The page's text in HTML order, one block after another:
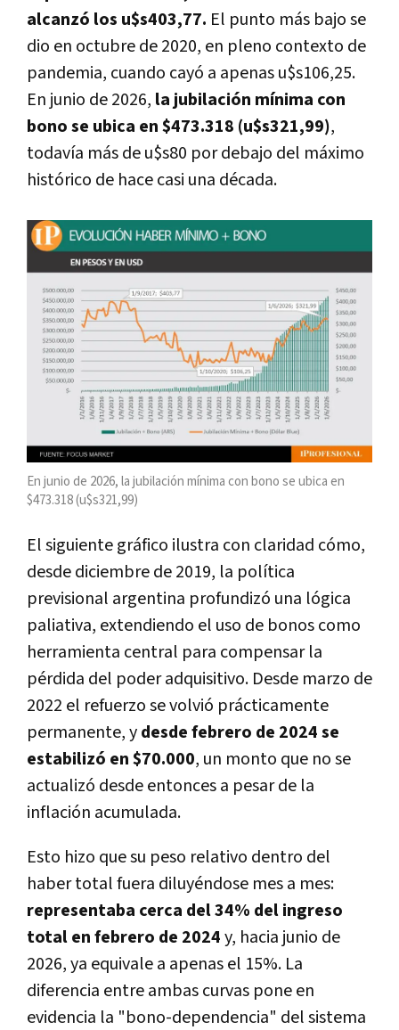
alcanzó los u$s403,77. El punto más bajo se
dio en octubre de 2020, en pleno contexto de
pandemia, cuando cayó a apenas u$s106,25.
En junio de 2026, la jubilación mínima con
bono se ubica en $473.318 (u$s321,99),
todavía más de u$s80 por debajo del máximo
histórico de hace casi una década.
En junio de 2026, la jubilación mínima con bono se ubica en
$473.318 (u$s321,99)
El siguiente gráfico ilustra con claridad cómo,
desde diciembre de 2019, la política
previsional argentina profundizó una lógica
paliativa, extendiendo el uso de bonos como
herramienta central para compensar la
pérdida del poder adquisitivo. Desde marzo de
2022 el refuerzo se volvió prácticamente
permanente, ydesde febrero de 2024 se
estabilizó en $70.000, un monto que no se
actualizó desde entonces a pesar de la
inflación acumulada.
Esto hizo que su peso relativo dentro del
haber total fuera diluyéndose mes a mes:
representaba cerca del 34% del ingreso
total en febrero de 2024y, hacia junio de
2026, ya equivale a apenas el 15%. La
diferencia entre ambas curvas pone en
evidencia la "bono-dependencia" del sistema